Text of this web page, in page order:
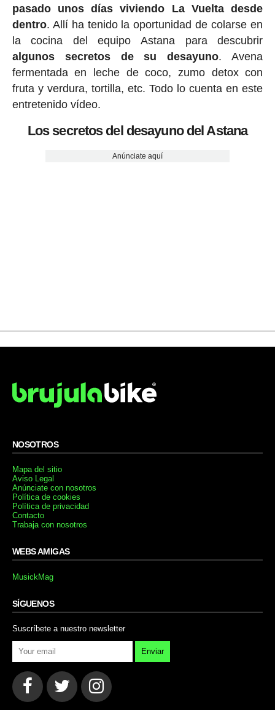
pasado unos días viviendo La Vuelta desde
dentro. Allí ha tenido la oportunidad de colarse en
la cocina del equipo Astana para descubrir
algunos secretos de su desayuno. Avena
fermentada en leche de coco, zumo detox con
fruta y verdura, tortilla, etc. Todo lo cuenta en este
entretenido vídeo.
Los secretos del desayuno del Astana
Anúnciate aquí
NOSOTROS
Mapa del sitio
Aviso Legal
Anúnciate con nosotros
Política de cookies
Política de privacidad
Contacto
Trabaja con nosotros
WEBS AMIGAS
MusickMag
SÍGUENOS
Suscríbete a nuestro newsletter
Enviar